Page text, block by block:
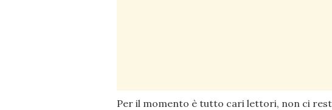
Per il momento è tutto cari lettori, non ci